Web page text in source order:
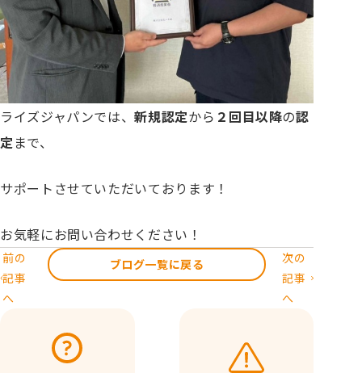
ライズジャパンでは、新規認定から ２回目以降の認
定まで、
サポートさせていただいております！
お気軽にお問い合わせください！
前の
記事
へ
次の
記事
へ
ブログ一覧に戻る